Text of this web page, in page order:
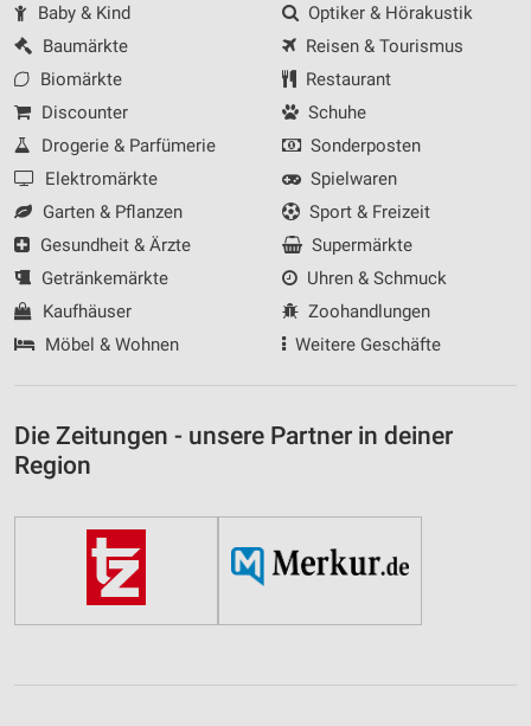
Baby & Kind
Baumärkte
Biomärkte
Discounter
Drogerie & Parfümerie
Elektromärkte
Garten & Pflanzen
Gesundheit & Ärzte
Getränkemärkte
Kaufhäuser
Möbel & Wohnen
Optiker & Hörakustik
Reisen & Tourismus
Restaurant
Schuhe
Sonderposten
Spielwaren
Sport & Freizeit
Supermärkte
Uhren & Schmuck
Zoohandlungen
Weitere Geschäfte
Die Zeitungen - unsere Partner in deiner
Region